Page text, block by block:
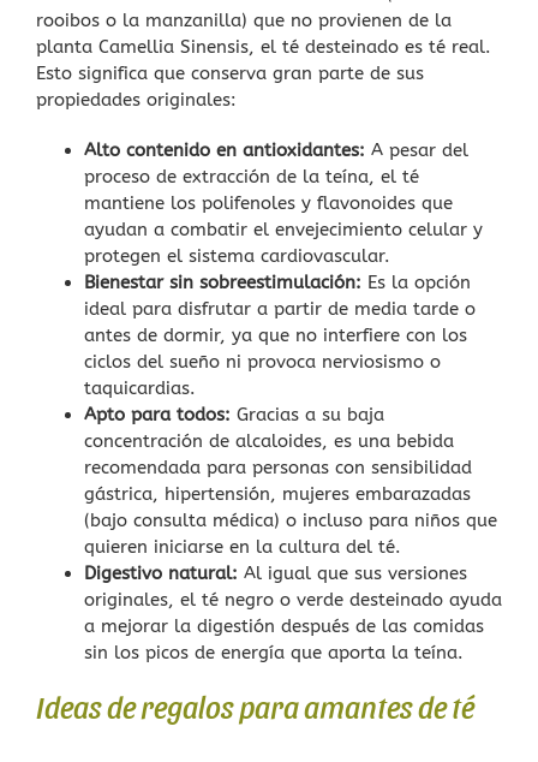
rooibos o la manzanilla) que no provienen de la
planta Camellia Sinensis, el té desteinado es té real.
Esto significa que conserva gran parte de sus
propiedades originales:
Alto contenido en antioxidantes: A pesar del
proceso de extracción de la teína, el té
mantiene los polifenoles y flavonoides que
ayudan a combatir el envejecimiento celular y
protegen el sistema cardiovascular.
Bienestar sin sobreestimulación: Es la opción
ideal para disfrutar a partir de media tarde o
antes de dormir, ya que no interfiere con los
ciclos del sueño ni provoca nerviosismo o
taquicardias.
Apto para todos: Gracias a su baja
concentración de alcaloides, es una bebida
recomendada para personas con sensibilidad
gástrica, hipertensión, mujeres embarazadas
(bajo consulta médica) o incluso para niños que
quieren iniciarse en la cultura del té.
Digestivo natural: Al igual que sus versiones
originales, el té negro o verde desteinado ayuda
a mejorar la digestión después de las comidas
sin los picos de energía que aporta la teína.
Ideas de regalos para amantes de té